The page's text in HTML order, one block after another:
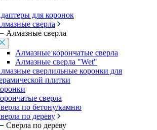
для коронок
сверла
Алмазные сверла
Алмазные корончатые сверла
Алмазные сверла "Wet"
сверлильные коронки для
плитки
сверла
по бетону/камню
по дереву
Сверла по дереву